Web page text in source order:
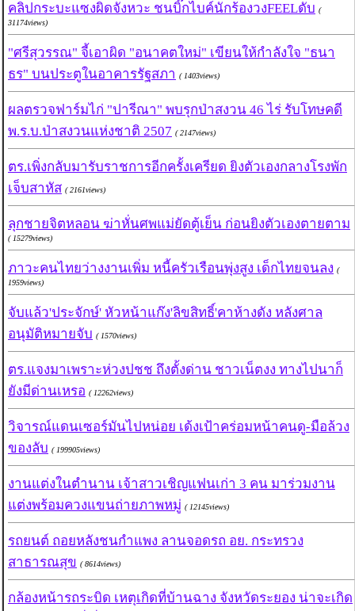
คลิปกระบะแซงผิดจังหวะ ชนบิ๊กไบค์นักร้องวงFEELดับ (
31174views)
"ศรีสุวรรณ" จี้เอาผิด "อนาคตใหม่" เขียนให้กำลังใจ "ธนา
ธร" บนประตูในอาคารรัฐสภา ( 1403views)
ผลตรวจฟาร์มไก่ "ปารีณา" พบรุกป่าสงวน 46 ไร่ รับโทษคดี
พ.ร.บ.ป่าสงวนแห่งชาติ 2507 ( 2147views)
ตร.เพิ่งกลับมารับราชการอีกครั้งเครียด ยิงตัวเองกลางโรงพัก
เจ็บสาหัส ( 2161views)
ลุกชายจิตหลอน ฆ่าหั่นศพแม่ยัดตู้เย็น ก่อนยิงตัวเองตายตาม
( 15279views)
ภาวะคนไทยว่างงานเพิ่ม หนี้ครัวเรือนพุ่งสูง เด็กไทยจนลง (
1959views)
จับแล้ว'ประจักษ์' หัวหน้าแก๊ง'ลิขสิทธิ์'คาห้างดัง หลังศาล
อนุมัติหมายจับ ( 1570views)
ตร.แจงมาเพราะห่วงปชช ถึงตั้งด่าน ชาวเน็ตงง ทางไปนาก็
ยังมีด่านเหรอ ( 12262views)
วิจารณ์แดนเซอร์มันไปหน่อย เด้งเป้าคร่อมหน้าคนดู-มือล้วง
ของลับ ( 199905views)
งานแต่งในตำนาน เจ้าสาวเชิญแฟนเก่า 3 คน มาร่วมงาน
แต่งพร้อมควงแขนถ่ายภาพหมู่ ( 12145views)
รถยนต์ ถอยหลังชนกำแพง ลานจอดรถ อย. กระทรวง
สาธารณสุข ( 8614views)
กล้องหน้ารถระบิด เหตุเกิดที่บ้านฉาง จังหวัดระยอง น่าจะเกิด